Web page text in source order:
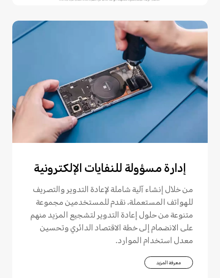
إدارة مسؤولة للنفايات الإلكترونية
من خلال إنشاء آلية شاملة لإعادة التدوير والتصريف
للهواتف المستعملة، نقدم للمستخدمين مجموعة
متنوعة من حلول إعادة التدوير لتشجيع المزيد منهم
على الانضمام إلى خطة الاقتصاد الدائري وتحسين
معدل استخدام الموارد.
معرفة المزيد